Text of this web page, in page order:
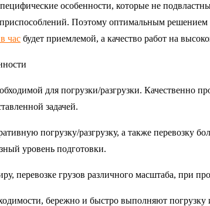
особенности, которые не
Поэтому оптимальным
час будет приемлемой, а качество работ на
для погрузки/разгрузки. Качественно
задачей.
погрузку/разгрузку, а также перевозку
уровень подготовки.
перевозке грузов различного масштаба, при
бережно и быстро выполняют погрузку